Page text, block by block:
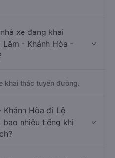
xe đang khai
- Khánh Hòa -
khai thác tuyến đường.
Khánh Hòa đi Lệ
bao nhiêu tiếng khi